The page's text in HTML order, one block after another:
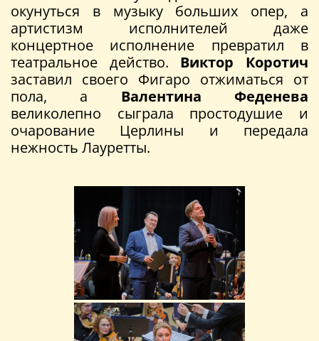
окунуться в музыку больших опер, а
артистизм исполнителей даже
концертное исполнение превратил в
театральное действо. Виктор Коротич
заставил своего Фигаро отжиматься от
пола, а Валентина Феденева
великолепно сыграла простодушие и
очарование Церлины и передала
нежность Лауретты.